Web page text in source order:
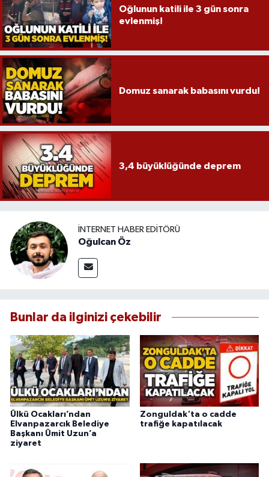
Oğlunun katili ile 3 gün sonra
evlenmiş!
Domuz sanarak babasını vurdu!
3,4 büyüklüğünde deprem
İNTERNET HABER EDITÖRÜ
Oğulcan Öz
Bunlar da ilginizi çekebilir
Ülkü Ocakları’ndan
Elvanpazarcık Belediye
Başkanı Ümit Uzun’a
ziyaret
Zonguldak'ta o cadde
trafiğe kapatılacak